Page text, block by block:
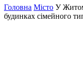
Головна Місто У
будинках сімейного